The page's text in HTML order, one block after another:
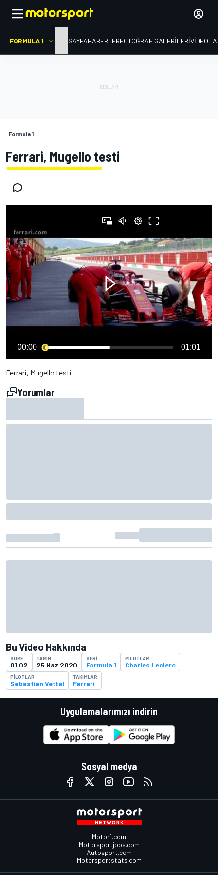
FORMULA 1 ANA SAYFAHABERLERFOTOĞRAF GALERILERI
Formula 1
Ferrari, Mugello testi
00:00 01:01
Ferrari, Mugello testi.
Yorumlar
Bu Video Hakkında
SÜRE
01:02
TARIH
25 Haz 2020
SERI
Formula 1
PILOTLAR
Charles Leclerc
PILOTLAR
Sebastian Vettel
TAKIMLAR
Ferrari
Uygulamalarımızı indirin
Sosyal medya
Motor1.com
Motorsportjobs.com
Autosport.com
Motorsportstats.com